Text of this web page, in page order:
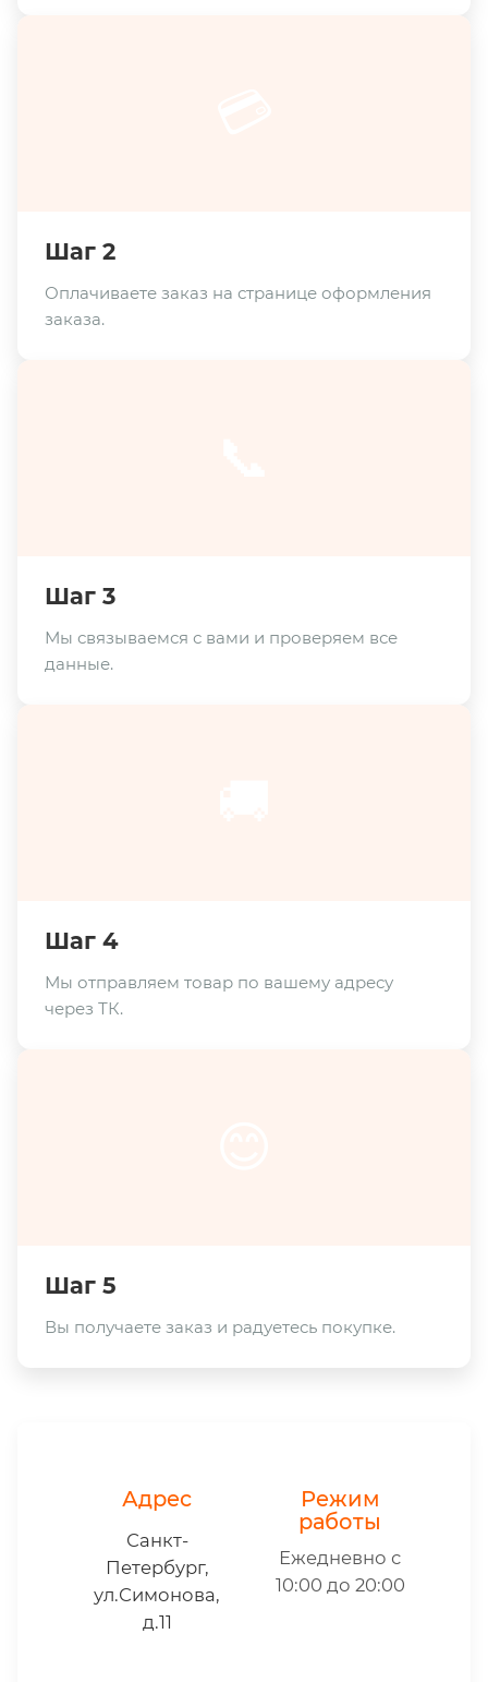
Шаг 2
Оплачиваете заказ на странице оформления
заказа.
Шаг 3
Мы связываемся с вами и проверяем все
данные.
Шаг 4
Мы отправляем товар по вашему адресу
через ТК.
Шаг 5
Вы получаете заказ и радуетесь покупке.
Адрес
Санкт-
Петербург,
ул.Симонова,
д.11
Режим
работы
Ежедневно с
10:00 до 20:00